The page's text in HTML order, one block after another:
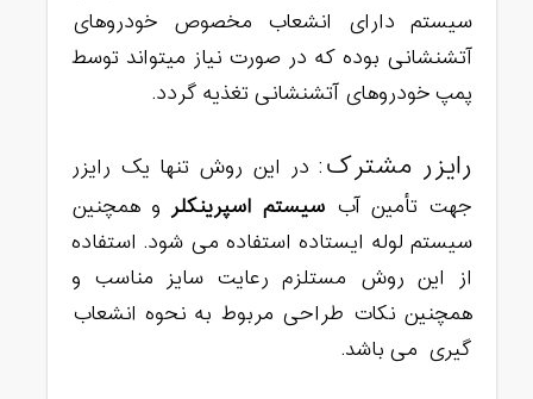
سیستم دارای انشعاب مخصوص خودروهای
آتشنشانی بوده که در صورت نیاز میتواند توسط
پمپ خودروهای آتشنشانی تغذیه گردد.
رایزر مشترک: در این روش تنها یک رایزر
جهت تأمین آبسیستم اسپرینکلرو همچنین
سیستم لوله ایستاده استفاده می شود. استفاده
از این روش مستلزم رعایت سایز مناسب و
همچنین نکات طراحی مربوط به نحوه انشعاب
گیری می باشد.